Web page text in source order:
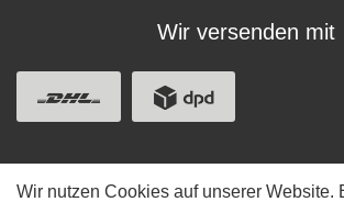
Wir versenden mit
Wir nutzen Cookies auf unserer Website.